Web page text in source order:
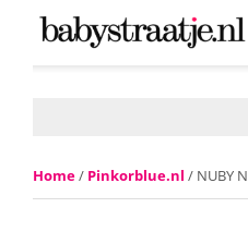
Home/ Pinkorblue.nl / NUBY